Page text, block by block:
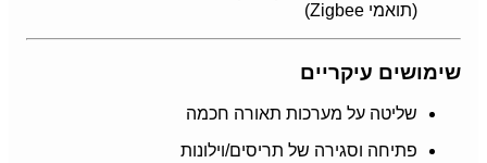
(תואמי Zigbee)
שימושים עיקריים
שליטה על מערכות תאורה חכמה
פתיחה וסגירה של תריסים/וילונות